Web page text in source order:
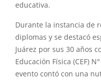
educativa.
Durante la instancia de
diplomas y se destacó
Juárez por sus 30 años
Educación Física (CEF)
evento contó con una